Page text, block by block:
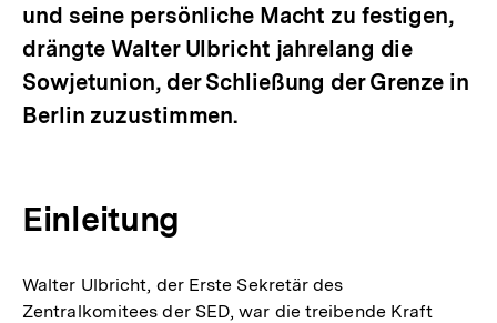
und seine persönliche Macht zu festigen,
drängte Walter Ulbricht jahrelang die
Sowjetunion, der Schließung der Grenze in
Berlin zuzustimmen.
Einleitung
Walter Ulbricht, der Erste Sekretär des
Zentralkomitees der SED, war die treibende Kraft